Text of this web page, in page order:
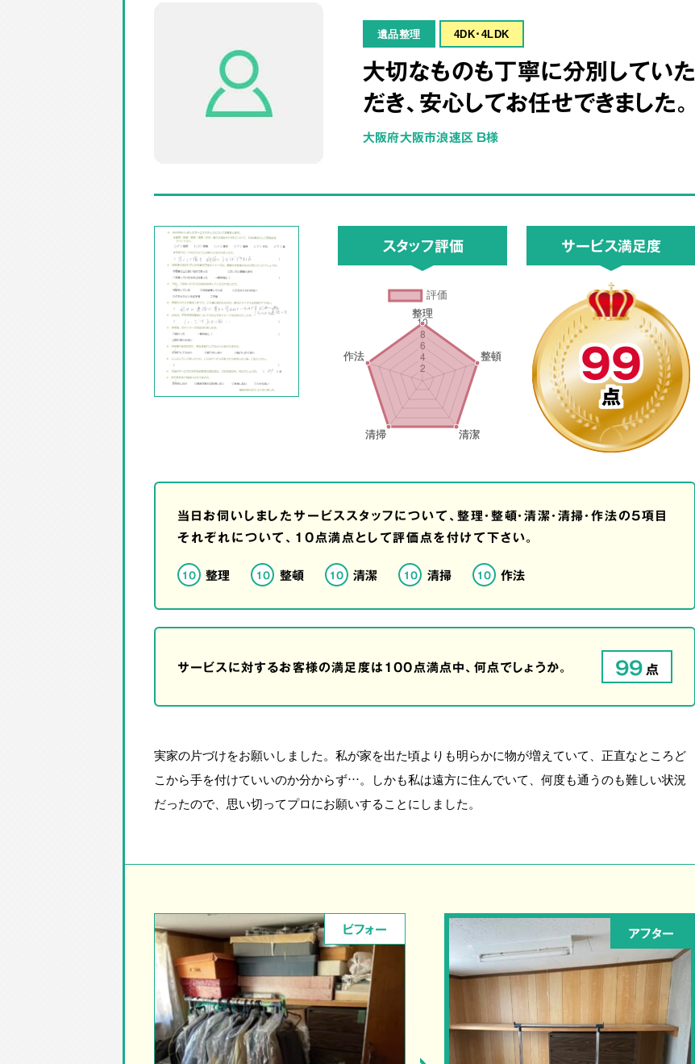
遺品整理 4DK･4LDK
大切なものも丁寧に分別していた
だき、安心してお任せできました。
大阪府大阪市浪速区 B様
スタッフ評価 サービス満足度
99
点
当日お伺いしましたサービススタッフについて、整理・整頓・清潔・清掃・作法の5項目
それぞれについて、10点満点として評価点を付けて下さい。
10 整理 10 整頓 10 清潔 10 清掃 10 作法
サービスに対するお客様の満足度は100点満点中、何点でしょうか。 99点
実家の片づけをお願いしました。私が家を出た頃よりも明らかに物が増えていて、正直なところど
こから手を付けていいのか分からず…。しかも私は遠方に住んでいて、何度も通うのも難しい状況
だったので、思い切ってプロにお願いすることにしました。
ビフォー アフター